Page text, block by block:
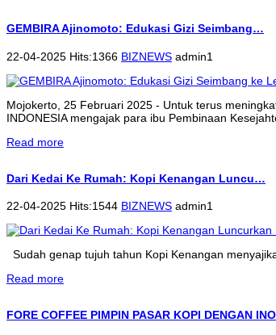
GEMBIRA Ajinomoto: Edukasi Gizi Seimbang…
22-04-2025 Hits:1366 BIZNEWS admin1
Mojokerto, 25 Februari 2025 - Untuk terus
INDONESIA mengajak para ibu Pembinaan
Read more
Dari Kedai Ke Rumah: Kopi Kenangan Luncu…
22-04-2025 Hits:1544 BIZNEWS admin1
Sudah genap tujuh tahun Kopi Kenangan
Read more
FORE COFFEE PIMPIN PASAR KOPI DENGAN